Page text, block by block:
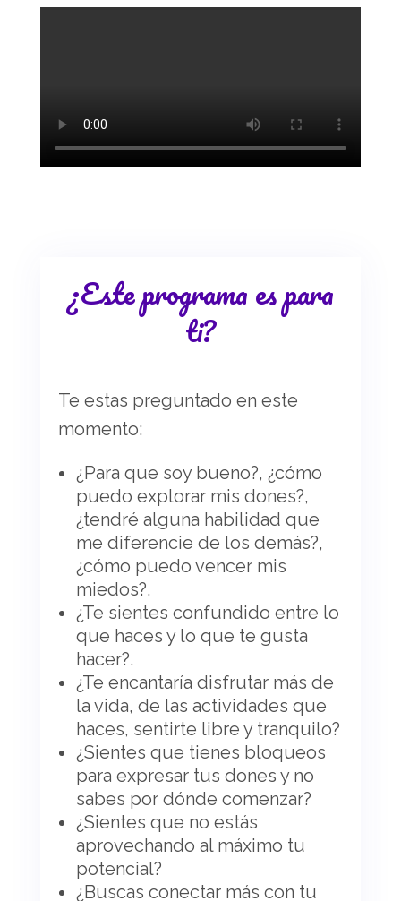
¿Este programa es para
ti?
Te estas preguntado en este
momento:
¿Para que soy bueno?, ¿cómo
puedo explorar mis dones?,
¿tendré alguna habilidad que
me diferencie de los demás?,
¿cómo puedo vencer mis
miedos?.
¿Te sientes confundido entre lo
que haces y lo que te gusta
hacer?.
¿Te encantaría disfrutar más de
la vida, de las actividades que
haces, sentirte libre y tranquilo?
¿Sientes que tienes bloqueos
para expresar tus dones y no
sabes por dónde comenzar?
¿Sientes que no estás
aprovechando al máximo tu
potencial?
¿Buscas conectar más con tu